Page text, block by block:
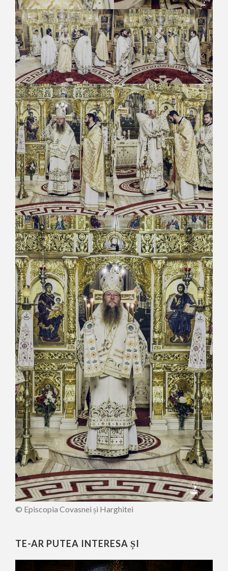
© Episcopia Covasnei și Harghitei
TE-AR PUTEA INTERESA ȘI